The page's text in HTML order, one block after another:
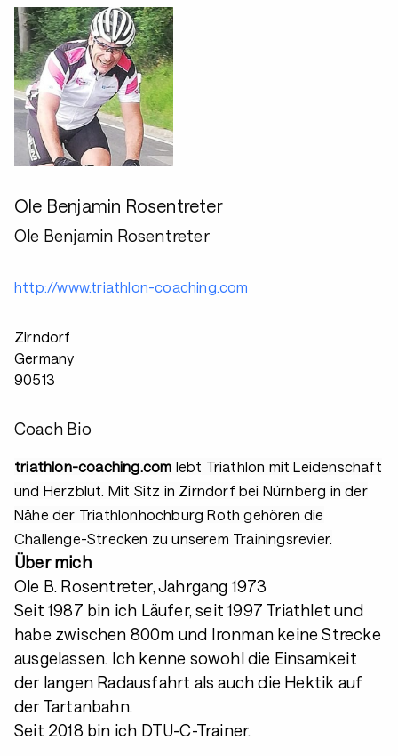
Ole Benjamin Rosentreter
Ole Benjamin Rosentreter
http://www.triathlon-coaching.com
Zirndorf
Germany
90513
Coach Bio
triathlon-coaching.com lebt Triathlon mit Leidenschaft
und Herzblut. Mit Sitz in Zirndorf bei Nürnberg in der
Nähe der Triathlonhochburg Roth gehören die
Challenge-Strecken zu unserem Trainingsrevier.
Über mich
Ole B. Rosentreter, Jahrgang 1973
Seit 1987 bin ich Läufer, seit 1997 Triathlet und
habe zwischen 800m und Ironman keine Strecke
ausgelassen. Ich kenne sowohl die Einsamkeit
der langen Radausfahrt als auch die Hektik auf
der Tartanbahn.
Seit 2018 bin ich DTU-C-Trainer.